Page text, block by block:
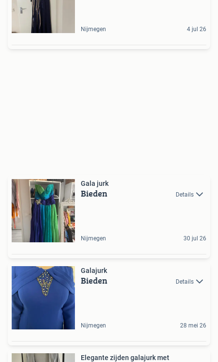
Nijmegen 4 jul 26
Gala jurk
Bieden Details
Nijmegen 30 jul 26
Galajurk
Bieden Details
Nijmegen 28 mei 26
Elegante zijden galajurk met